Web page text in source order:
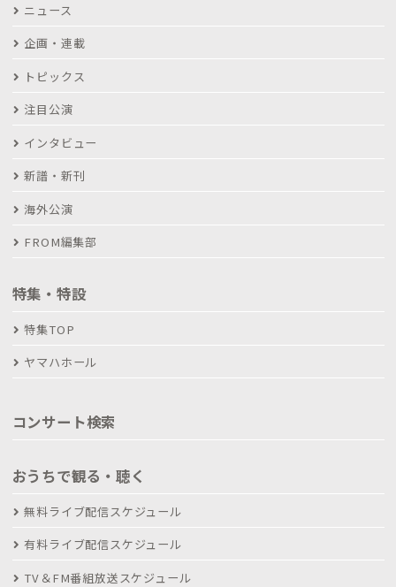
ニュース
企画・連載
トピックス
注目公演
インタビュー
新譜・新刊
海外公演
FROM編集部
特集・特設
特集TOP
ヤマハホール
コンサート検索
おうちで観る・聴く
無料ライブ配信スケジュール
有料ライブ配信スケジュール
TV＆FM番組放送スケジュール